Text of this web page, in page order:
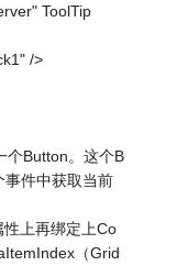
ToolTip
/>
个Button。这个B
事件中获取当前
上再绑定上Co
（Grid